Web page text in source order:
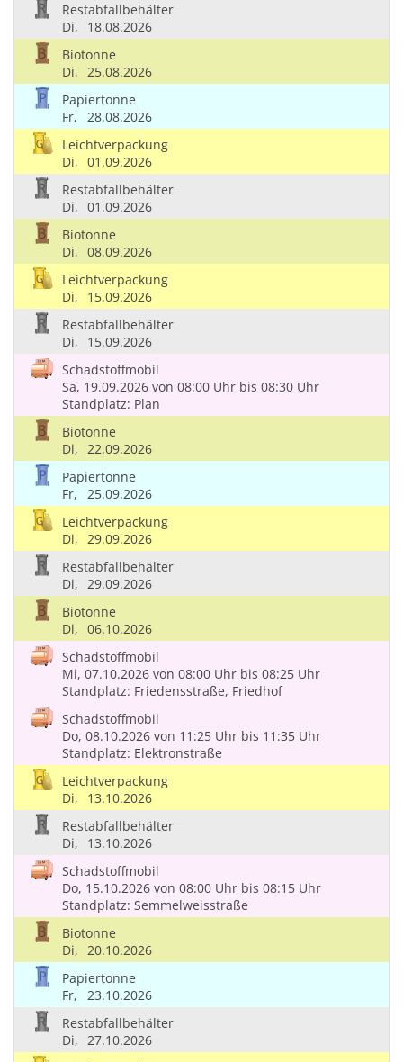
Restabfallbehälter
Di,
18.08.2026
Biotonne
Di, 25.08.2026
Papiertonne
Fr,
28.08.2026
Leichtverpackung
Di, 01.09.2026
Restabfallbehälter
Di, 01.09.2026
Biotonne
Di, 08.09.2026
Leichtverpackung
Di,
15.09.2026
Restabfallbehälter
Di,
15.09.2026
Schadstoffmobil
Sa, 19.09.2026 von 08:00 Uhr bis 08:30 Uhr
Standplatz: Plan
Biotonne
Di, 22.09.2026
Papiertonne
Fr,
25.09.2026
Leichtverpackung
Di, 29.09.2026
Restabfallbehälter
Di, 29.09.2026
Biotonne
Di, 06.10.2026
Schadstoffmobil
Mi, 07.10.2026 von 08:00 Uhr bis 08:25 Uhr
Standplatz: Friedensstraße, Friedhof
Schadstoffmobil
Do, 08.10.2026 von 11:25 Uhr bis 11:35 Uhr
Standplatz: Elektronstraße
Leichtverpackung
Di,
13.10.2026
Restabfallbehälter
Di,
13.10.2026
Schadstoffmobil
Do, 15.10.2026 von 08:00 Uhr bis 08:15 Uhr
Standplatz: Semmelweisstraße
Biotonne
Di, 20.10.2026
Papiertonne
Fr,
23.10.2026
Restabfallbehälter
Di, 27.10.2026